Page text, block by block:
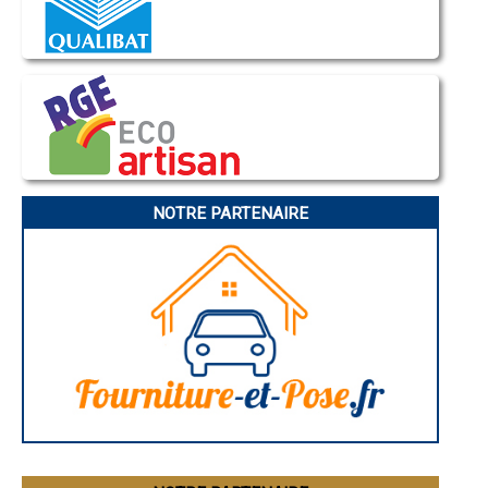
- Entreprise de rénovation immobilière à Eslettes
- Entreprise de rénovation immobilière à Saint-Martin-du-Manoir
- Entreprise de rénovation immobilière à Étretat
- Entreprise de rénovation immobilière à Martin-Église
- Entreprise de rénovation immobilière à Bosc-le-Hard
- Entreprise de rénovation immobilière à Sainte-Marie-des-Champs
- Entreprise de rénovation immobilière à Turretot
- Entreprise de rénovation immobilière à Fontaine-le-Bourg
- Entreprise de rénovation immobilière à Saint-Laurent-de-Brèvedent
- Entreprise de rénovation immobilière à Saint-Martin-de-Boscherville
- Entreprise de rénovation immobilière à Angerville-l'Orcher
- Entreprise de rénovation immobilière à Roumare
- Entreprise de rénovation immobilière à Cauville-sur-Mer
- Entreprise de rénovation immobilière à Yébleron
- Entreprise de rénovation immobilière à Incheville
- Entreprise de rénovation immobilière à Montmain
- Entreprise de rénovation immobilière à Limésy
- Entreprise de rénovation immobilière à Val-de-Saâne
- Entreprise de rénovation immobilière à Gaillefontaine
- Entreprise de rénovation immobilière à Tancarville
- Entreprise de rénovation immobilière à Saint-Aubin-Routot
- Entreprise de rénovation immobilière à Saint-Martin-en-Campagne
Charleville-Mézières
Pamiers
Narbonne
Rodez
Marseille
Caen
Angoulême
La Rochelle
NOTRE PARTENAIRE